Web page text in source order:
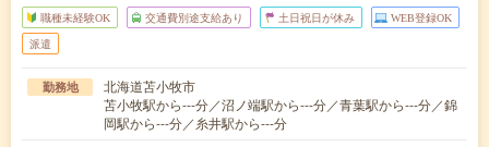
職種未経験OK 交通費別途支給あり 土日祝日が休み WEB登録OK
派遣
勤務地
北海道苫小牧市
苫小牧駅から---分／沼ノ端駅から---分／青葉駅から---分／錦
岡駅から---分／糸井駅から---分